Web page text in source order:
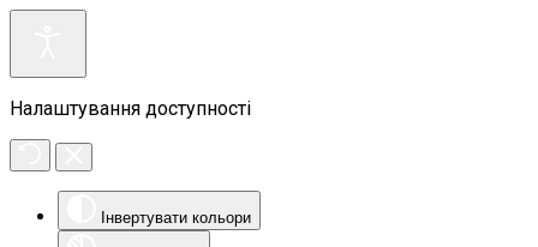
Налаштування доступності
Інвертувати кольори